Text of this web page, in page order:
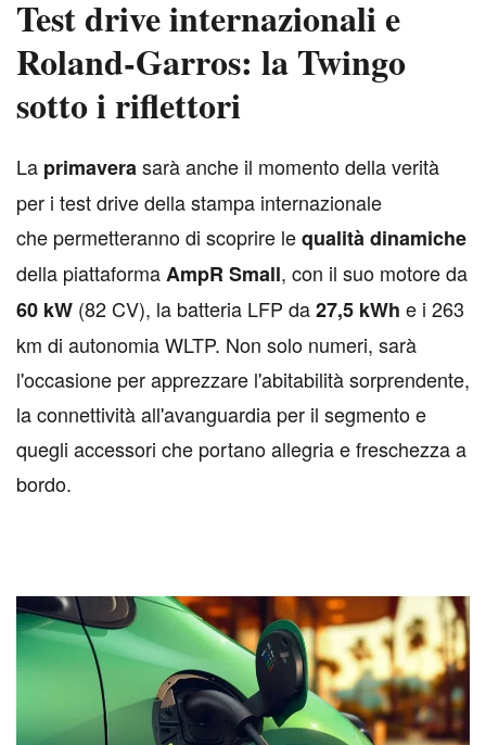
Test drive internazionali e
Roland-Garros: la Twingo
sotto i riflettori
La primaverasarà anche il momento della verità
per i test drive della stampa internazionale
che permetteranno di scoprire lequalità dinamiche
della piattaformaAmpR Small, con il suo motore da
60 kW (82 CV), la batteria LFP da27,5 kWh e i 263
km di autonomia WLTP. Non solo numeri, sarà
l'occasione per apprezzare l'abitabilità sorprendente,
la connettività all'avanguardia per il segmento e
quegli accessori che portano allegria e freschezza a
bordo.